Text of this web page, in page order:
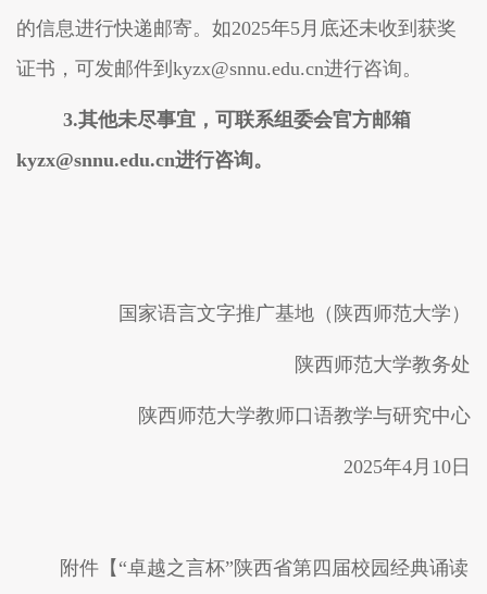
的信息进行快递邮寄。如2025年5 月底还未收到获奖
证书，可发邮件到 kyzx@snnu.edu.cn进行咨询。
3.其他未尽事宜，可联系组委会官方邮箱
kyzx@snnu.edu.cn进行咨询。
国家语言文字推广基地 （ 陕西师范大学 ）
陕西师范大学教务处
陕西师范大学教师口语教学与研究中心
2025年4 月 10日
附件【 “卓越之言杯”陕西省第四届校园经典诵读